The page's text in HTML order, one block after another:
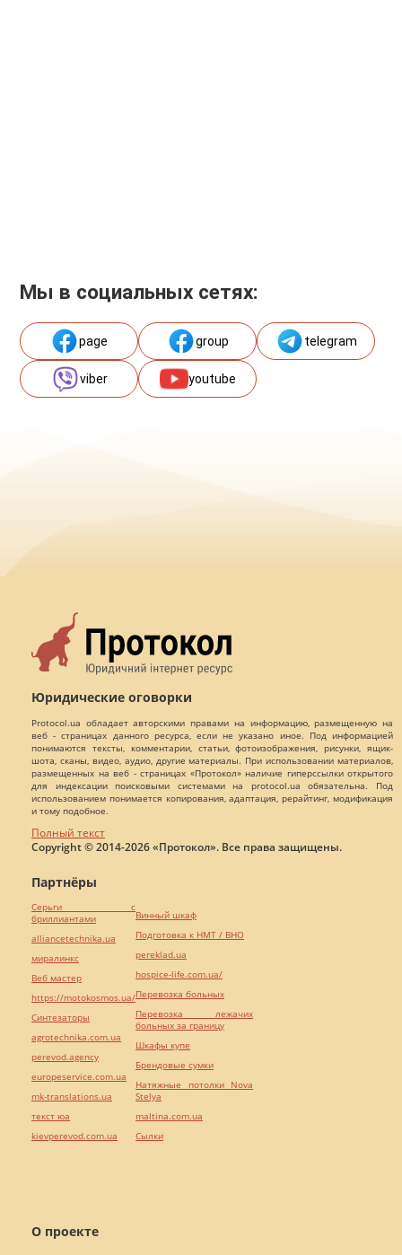
Мы в социальных сетях:
page group telegram
viber youtube
Юридические оговорки
Protocol.ua обладает авторскими правами на информацию, размещенную на
веб - страницах данного ресурса, если не указано иное. Под информацией
понимаются тексты, комментарии, статьи, фотоизображения, рисунки, ящик-
шота, сканы, видео, аудио, другие материалы. При использовании материалов,
размещенных на веб - страницах «Протокол» наличие гиперссылки открытого
для индексации поисковыми системами на protocol.ua обязательна. Под
использованием понимается копирования, адаптация, рерайтинг, модификация
и тому подобное.
Полный текст
Copyright © 2014-2026 «Протокол». Все права защищены.
О проекте
Партнёры
Серьги с
бриллиантами
alliancetechnika.ua
миралинкс
Веб мастер
https://motokosmos.ua/
Синтезаторы
agrotechnika.com.ua
perevod.agency
europeservice.com.ua
mk-translations.ua
текст юа
kievperevod.com.ua
Винный шкаф
Подготовка к НМТ / ВНО
pereklad.ua
hospice-life.com.ua/
Перевозка больных
Перевозка лежачих
больных за границу
Шкафы купе
Брендовые сумки
Натяжные потолки Nova
Stelya
maltina.com.ua
Cылки